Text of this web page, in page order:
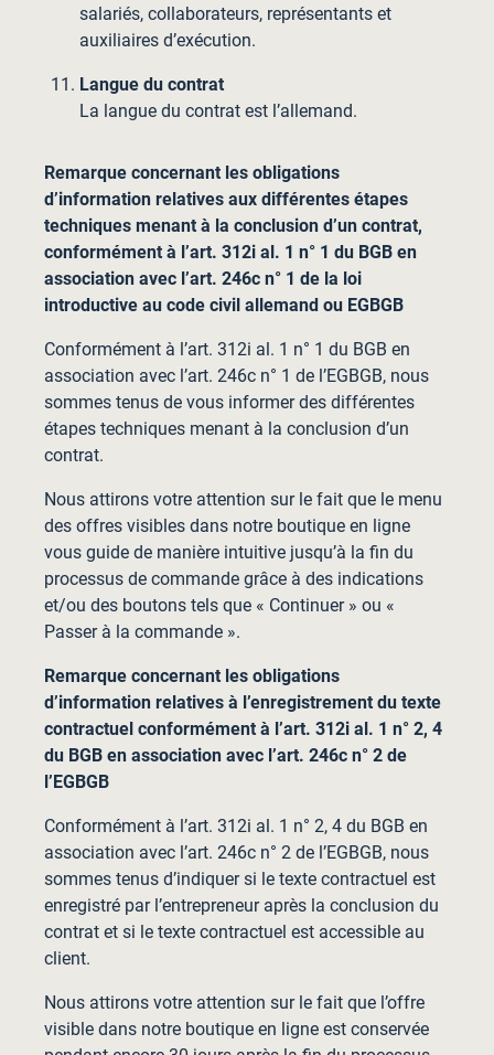
salariés, collaborateurs, représentants et
auxiliaires d’exécution.
Langue du contrat
La langue du contrat est l’allemand.
Remarque concernant les obligations
d’information relatives aux différentes étapes
techniques menant à la conclusion d’un contrat,
conformément à l’art. 312i al. 1 n° 1 du BGB en
association avec l’art. 246c n° 1 de la loi
introductive au code civil allemand ou EGBGB
Conformément à l’art. 312i al. 1 n° 1 du BGB en
association avec l’art. 246c n° 1 de l’EGBGB, nous
sommes tenus de vous informer des différentes
étapes techniques menant à la conclusion d’un
contrat.
Nous attirons votre attention sur le fait que le menu
des offres visibles dans notre boutique en ligne
vous guide de manière intuitive jusqu’à la fin du
processus de commande grâce à des indications
et/ou des boutons tels que « Continuer » ou «
Passer à la commande ».
Remarque concernant les obligations
d’information relatives à l’enregistrement du texte
contractuel conformément à l’art. 312i al. 1 n° 2, 4
du BGB en association avec l’art. 246c n° 2 de
l’EGBGB
Conformément à l’art. 312i al. 1 n° 2, 4 du BGB en
association avec l’art. 246c n° 2 de l’EGBGB, nous
sommes tenus d’indiquer si le texte contractuel est
enregistré par l’entrepreneur après la conclusion du
contrat et si le texte contractuel est accessible au
client.
Nous attirons votre attention sur le fait que l’offre
visible dans notre boutique en ligne est conservée